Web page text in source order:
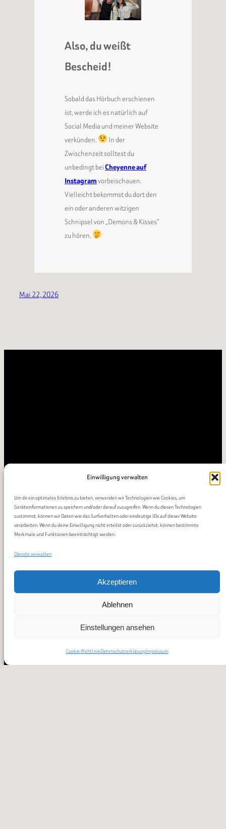
Einwilligung verwalten
Um dir ein optimales Erlebnis zu bieten, verwenden wir Technologien wie Cookies, um
Geräteinformationen zu speichern und/oder darauf zuzugreifen. Wenn du diesen Technologien
zustimmst, können wir Daten wie das Surfverhalten oder eindeutige IDs auf dieser Website
verarbeiten. Wenn du deine Einwilligung nicht erteilst oder zurückziehst, können bestimmte
Merkmale und Funktionen beeinträchtigt werden.
Dienste verwalten
Akzeptieren
Ablehnen
Einstellungen ansehen
Cookie-RichtlinieDatenschutzerklärungImpressum
Also, du weißt
Bescheid!
Sobald das Hörbuch erschienen
ist, werde ich es natürlich auf
Social Media und meiner Website
verkünden.
In der
Zwischenzeit solltest du
unbedingt beiCheyenne auf
Instagramvorbeischauen.
Vielleicht bekommst du dort den
ein oder anderen witzigen
Schnipsel von „Demons & Kisses“
zu hören.
Mai 22, 2026